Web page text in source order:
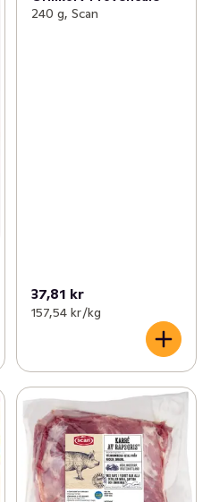
240 g, Scan
37,81 kr
157,54 kr /kg